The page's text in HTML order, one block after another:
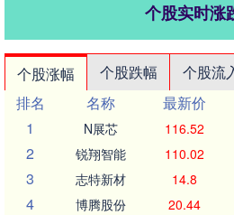
个股实时涨
个股涨幅 个股跌幅 个股流
排名
名称 最新价
1
N展芯 116.52
2 锐翔智能 110.02
3 志特新材 14.8
4 博腾股份 20.44